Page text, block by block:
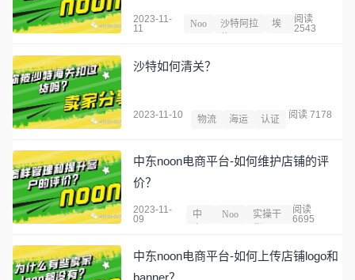
2023-11-
11
Noo
沙特阿拉
埃
阅读
2543
沙特如何清关？
2023-11-10 物流 海运 认证 阅读 7178
中东noon电商平台-如何维护店铺的评
价？
2023-11-
09
中
Noo
实操干
阅读
6695
中东noon电商平台-如何上传店铺logo和